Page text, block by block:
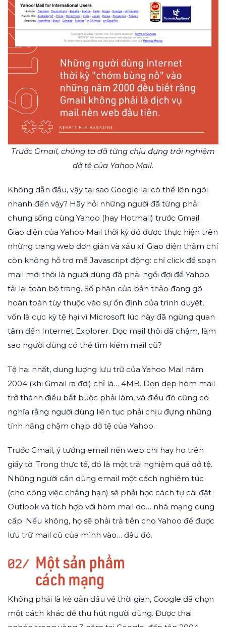
Trước Gmail, chúng ta đã từng chịu đựng trải nghiệm
dở tệ của Yahoo Mail.
Không dẫn đầu, vậy tại sao Google lại có thể lên ngôi
nhanh đến vậy? Hãy hỏi những người đã từng phải
chung sống cùng Yahoo (hay Hotmail) trước Gmail.
Giao diện của Yahoo Mail thời kỳ đó được thực hiện trên
những trang web đơn giản và xấu xí. Giao diện thậm chí
còn không hỗ trợ mã Javascript động: chỉ click để soạn
mail mới thôi là người dùng đã phải ngồi đợi để Yahoo
tải lại toàn bộ trang. Số phận của bản thảo đang gõ
hoàn toàn tùy thuộc vào sự ổn định của trình duyệt,
vốn là cực kỳ tệ hại vì Microsoft lúc này đã ngừng quan
tâm đến Internet Explorer. Đọc mail thôi đã chậm, làm
sao người dùng có thể tìm kiếm mail cũ?
Tệ hại nhất, dung lượng lưu trữ của Yahoo Mail năm
2004 (khi Gmail ra đời) chỉ là… 4MB. Dọn dẹp hòm mail
trở thành điều bắt buộc phải làm, và điều đó cũng có
nghĩa rằng người dùng liên tục phải chịu đựng những
tính năng chậm chạp dở tệ của Yahoo.
Trước Gmail, ý tưởng email nền web chỉ hay ho trên
giấy tờ. Trong thực tế, đó là một trải nghiệm quá dở tệ.
Những người cần dùng email một cách nghiêm túc
(cho công việc chẳng hạn) sẽ phải học cách tự cài đặt
Outlook và tích hợp với hòm mail do… nhà mạng cung
cấp. Nếu không, họ sẽ phải trả tiền cho Yahoo để được
lưu trữ mail cũ của mình vào… đâu đó.
Không phải là kẻ dẫn đầu về thời gian, Google đã chọn
một cách khác để thu hút người dùng. Được thai